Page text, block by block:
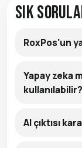
Sık
RoxPos'un
Yapay zeka
kullanılabilir?
AI çıktısı